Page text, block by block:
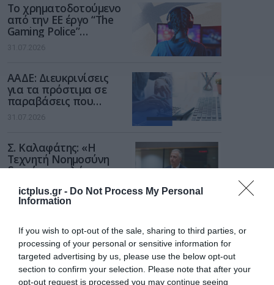
ictplus.gr - Do Not Process My Personal
Information
If you wish to opt-out of the sale, sharing to third parties, or
processing of your personal or sensitive information for
targeted advertising by us, please use the below opt-out
section to confirm your selection. Please note that after your
opt-out request is processed you may continue seeing
Το χρηματοδοτούμενο
από την ΕΕ έργο “The
Gaming Police”
ενισχύει την ασφάλεια
των παιδιών στο
31.07.2026
ΑΑΔΕ: Διευκρινίσεις
για τα πρόστιμα σε
παραβάσεις που
αφορούν τους ΦΗΜ
31.07.2026
Σ. Καλαφάτης: «Η
Τεχνητή Νοημοσύνη
δεν είναι απλώς μια
μια νέα βιομηχανική
επανάσταση»
31.07.2026
για τη χρηματοδότηση
των ελληνικών
επιχειρήσεων στον
χώρο της άμυνας
31.07.2026